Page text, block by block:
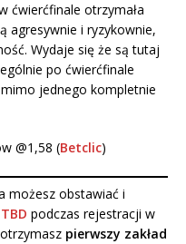
ćwierćfinale otrzymała
agresywnie i ryzykownie,
Wydaje się że są tutaj
po ćwierćfinale
jednego kompletnie
@1,58 (Betclic)
możesz obstawiać i
TBD podczas rejestracji w
otrzymasz pierwszy zakład